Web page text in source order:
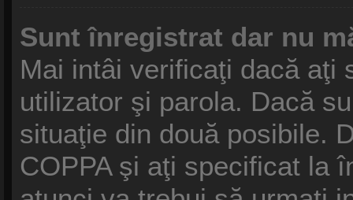
Sunt înregistrat dar nu
Mai intâi verificaţi dacă aţi
utilizator şi parola. Dacă
situaţie din două posibile.
COPPA şi aţi specificat la